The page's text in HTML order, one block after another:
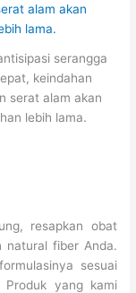
serangga
keindahan
serat alam akan
lebih lama.
resapkan obat
natural fiber Anda.
sesuai
Produk yang kami